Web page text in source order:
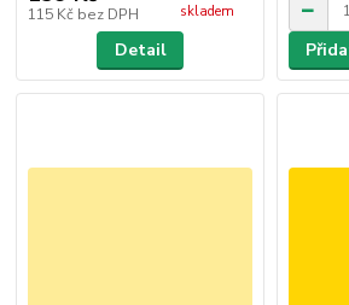
115 Kč bez DPH
skladem
Detail